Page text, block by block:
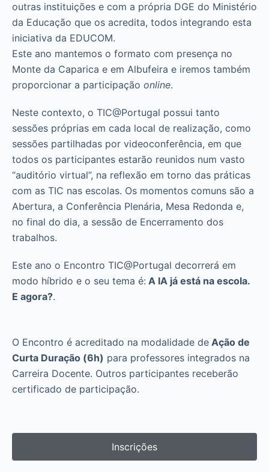
outras instituições e com a própria DGE do Ministério
da Educação que os acredita, todos integrando esta
iniciativa da EDUCOM.
Este ano mantemos o formato com presença no
Monte da Caparica e em Albufeira e iremos também
proporcionar a participação online.
Neste contexto, o TIC@Portugal possui tanto
sessões próprias em cada local de realização, como
sessões partilhadas por videoconferência, em que
todos os participantes estarão reunidos num vasto
“auditório virtual”, na reflexão em torno das práticas
com as TIC nas escolas. Os momentos comuns são a
Abertura, a Conferência Plenária, Mesa Redonda e,
no final do dia, a sessão de Encerramento dos
trabalhos.
Este ano o Encontro TIC@Portugal decorrerá em
modo híbrido e o seu tema é: A IA já está na escola.
E agora?.
O Encontro é acreditado na modalidade de Ação de
Curta Duração (6h) para professores integrados na
Carreira Docente. Outros participantes receberão
certificado de participação.
Inscrições